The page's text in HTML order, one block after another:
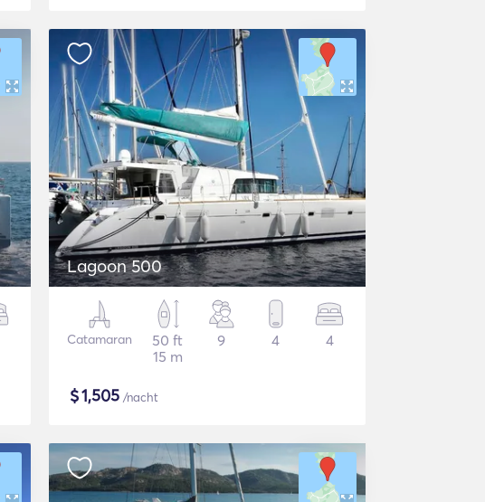
Lagoon 500
Catamaran
50 ft
15 m
9 4 4
$1,505 /nacht